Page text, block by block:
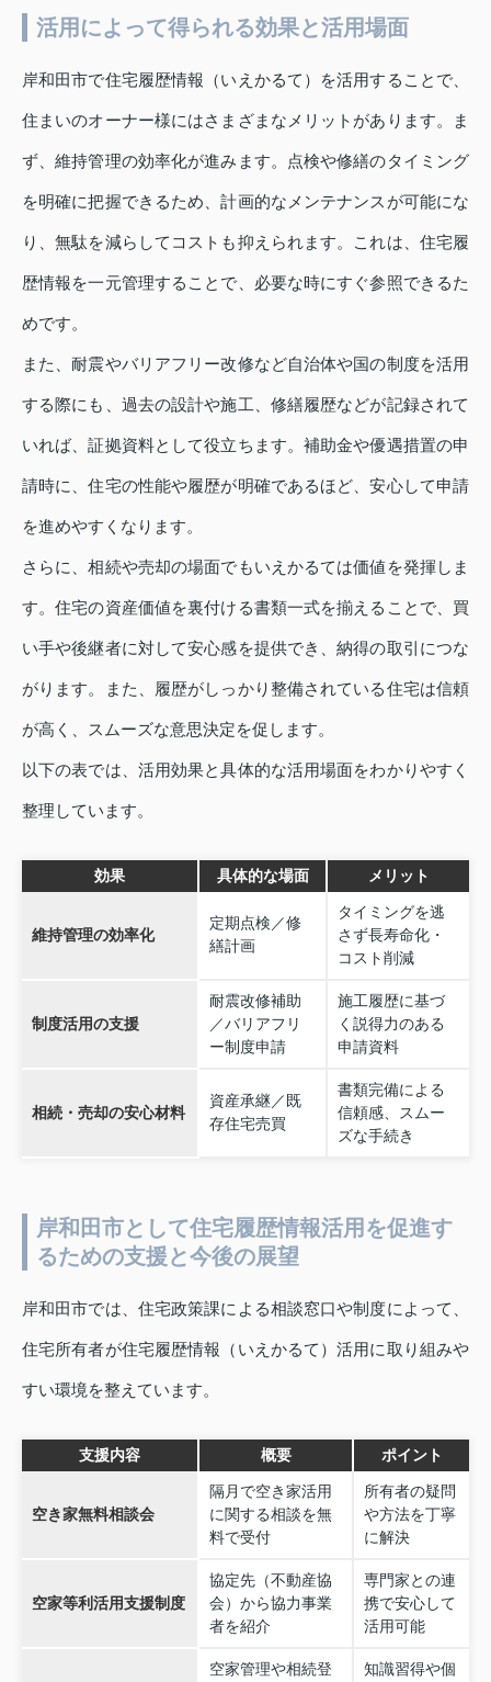
活用によって得られる効果と活用場面
岸和田市で住宅履歴情報（いえかるて）を活用することで、
住まいのオーナー様にはさまざまなメリットがあります。ま
ず、維持管理の効率化が進みます。点検や修繕のタイミング
を明確に把握できるため、計画的なメンテナンスが可能にな
り、無駄を減らしてコストも抑えられます。これは、住宅履
歴情報を一元管理することで、必要な時にすぐ参照できるた
めです。
また、耐震やバリアフリー改修など自治体や国の制度を活用
する際にも、過去の設計や施工、修繕履歴などが記録されて
いれば、証拠資料として役立ちます。補助金や優遇措置の申
請時に、住宅の性能や履歴が明確であるほど、安心して申請
を進めやすくなります。
さらに、相続や売却の場面でもいえかるては価値を発揮しま
す。住宅の資産価値を裏付ける書類一式を揃えることで、買
い手や後継者に対して安心感を提供でき、納得の取引につな
がります。また、履歴がしっかり整備されている住宅は信頼
が高く、スムーズな意思決定を促します。
以下の表では、活用効果と具体的な活用場面をわかりやすく
整理しています。
効果 具体的な場面 メリット
維持管理の効率化
定期点検／修
繕計画
タイミングを逃
さず長寿命化・
コスト削減
制度活用の支援
耐震改修補助
／バリアフリ
ー制度申請
施工履歴に基づ
く説得力のある
申請資料
相続・売却の安心材料
資産承継／既
存住宅売買
書類完備による
信頼感、スムー
ズな手続き
岸和田市として住宅履歴情報活用を促進す
るための支援と今後の展望
岸和田市では、住宅政策課による相談窓口や制度によって、
住宅所有者が住宅履歴情報（いえかるて）活用に取り組みや
すい環境を整えています。
支援内容 概要 ポイント
空き家無料相談会
隔月で空き家活用
に関する相談を無
料で受付
所有者の疑問
や方法を丁寧
に解決
空家等利活用支援制度
協定先（不動産協
会）から協力事業
者を紹介
専門家との連
携で安心して
活用可能
空家管理や相続登 知識習得や個